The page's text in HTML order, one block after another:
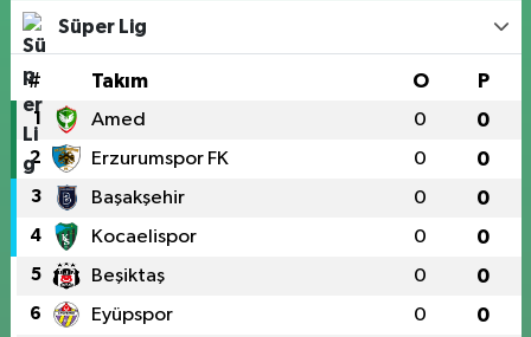
Süper Lig
# Takım O P
1 Amed 0 0
2 Erzurumspor FK 0 0
3 Başakşehir 0 0
4 Kocaelispor 0 0
5 Beşiktaş 0 0
6 Eyüpspor 0 0